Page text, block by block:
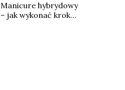
Manicure hybrydowy
– jak wykonać krok